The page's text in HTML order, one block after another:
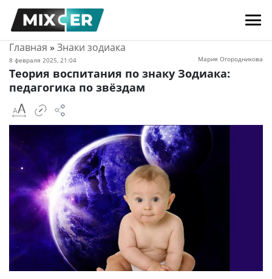
Главная » Знаки зодиака
8 февраля 2025, 21:04 Мария Огородникова
Теория воспитания по знаку Зодиака:
педагогика по звёздам